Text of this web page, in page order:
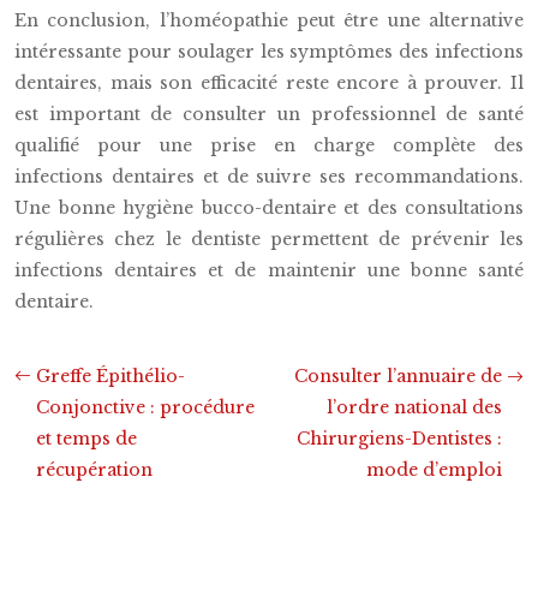
En conclusion, l’homéopathie peut être une alternative
intéressante pour soulager les symptômes des infections
dentaires, mais son efficacité reste encore à prouver. Il
est important de consulter un professionnel de santé
qualifié pour une prise en charge complète des
infections dentaires et de suivre ses recommandations.
Une bonne hygiène bucco-dentaire et des consultations
régulières chez le dentiste permettent de prévenir les
infections dentaires et de maintenir une bonne santé
dentaire.
Greffe Épithélio-
Conjonctive : procédure
et temps de
récupération
Consulter l’annuaire de
l’ordre national des
Chirurgiens-Dentistes :
mode d’emploi